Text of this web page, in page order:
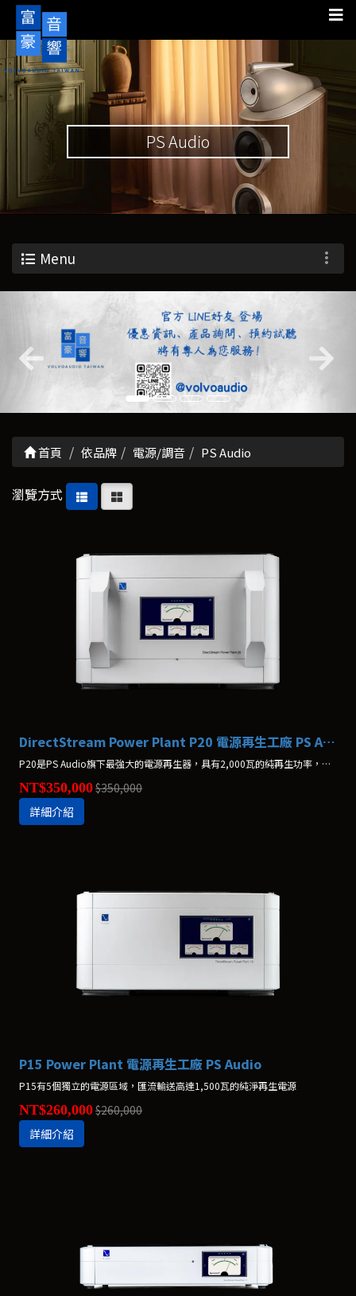
PS Audio
Menu
首頁 依品牌 電源/調音 PS Audio
瀏覽方式
DirectStream Power Plant P20 電源再生工廠 PS Audio
P20是PS Audio旗下最強大的電源再生器，具有2,000瓦的純再生功率，足以滿足整套音響系統的電源需求。
NT$350,000$350,000
詳細介紹
P15 Power Plant 電源再生工廠 PS Audio
P15有5個獨立的電源區域，匯流輸送高達1,500瓦的純淨再生電源
NT$260,000$260,000
詳細介紹